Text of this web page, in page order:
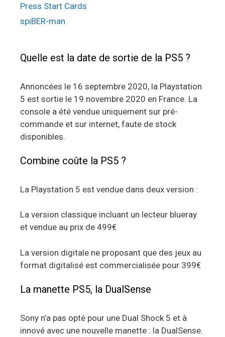
Press Start Cards
spiBER-man
Quelle est la date de sortie de la PS5 ?
Annoncées le 16 septembre 2020, la Playstation
5 est sortie le 19 novembre 2020 en France. La
console a été vendue uniquement sur pré-
commande et sur internet, faute de stock
disponibles.
Combine coûte la PS5 ?
La Playstation 5 est vendue dans deux version :
La version classique incluant un lecteur blueray
et vendue au prix de 499€
La version digitale ne proposant que des jeux au
format digitalisé est commercialisée pour 399€
La manette PS5, la DualSense
Sony n’a pas opté pour une Dual Shock 5 et à
innové avec une nouvelle manette : la DualSense.